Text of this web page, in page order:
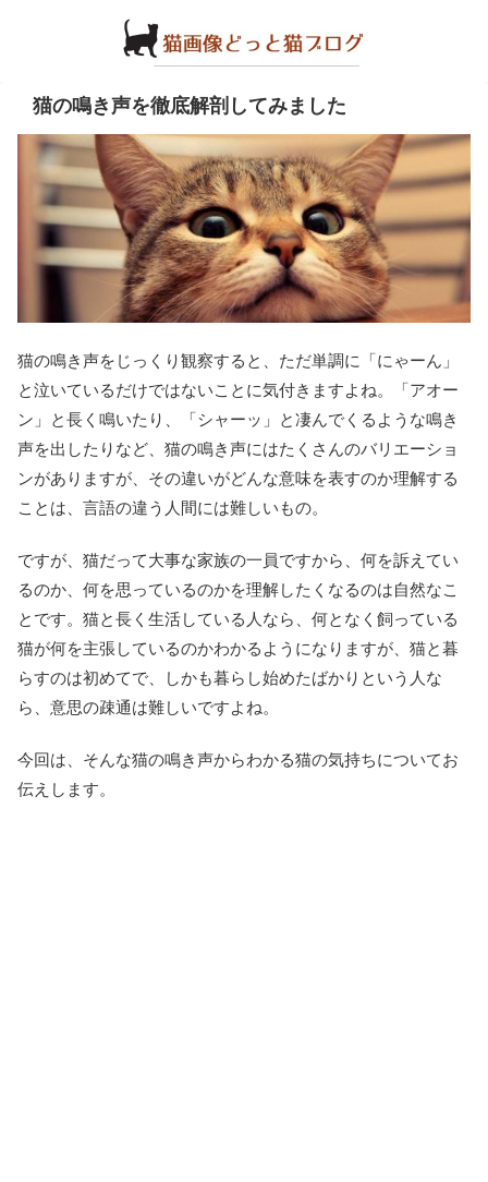
猫の鳴き声を徹底解剖してみました
猫の鳴き声をじっくり観察すると、ただ単調に「にゃーん」
と泣いているだけではないことに気付きますよね。「アオー
ン」と長く鳴いたり、「シャーッ」と凄んでくるような鳴き
声を出したりなど、猫の鳴き声にはたくさんのバリエーショ
ンがありますが、その違いがどんな意味を表すのか理解する
ことは、言語の違う人間には難しいもの。
ですが、猫だって大事な家族の一員ですから、何を訴えてい
るのか、何を思っているのかを理解したくなるのは自然なこ
とです。猫と長く生活している人なら、何となく飼っている
猫が何を主張しているのかわかるようになりますが、猫と暮
らすのは初めてで、しかも暮らし始めたばかりという人な
ら、意思の疎通は難しいですよね。
今回は、そんな猫の鳴き声からわかる猫の気持ちについてお
伝えします。